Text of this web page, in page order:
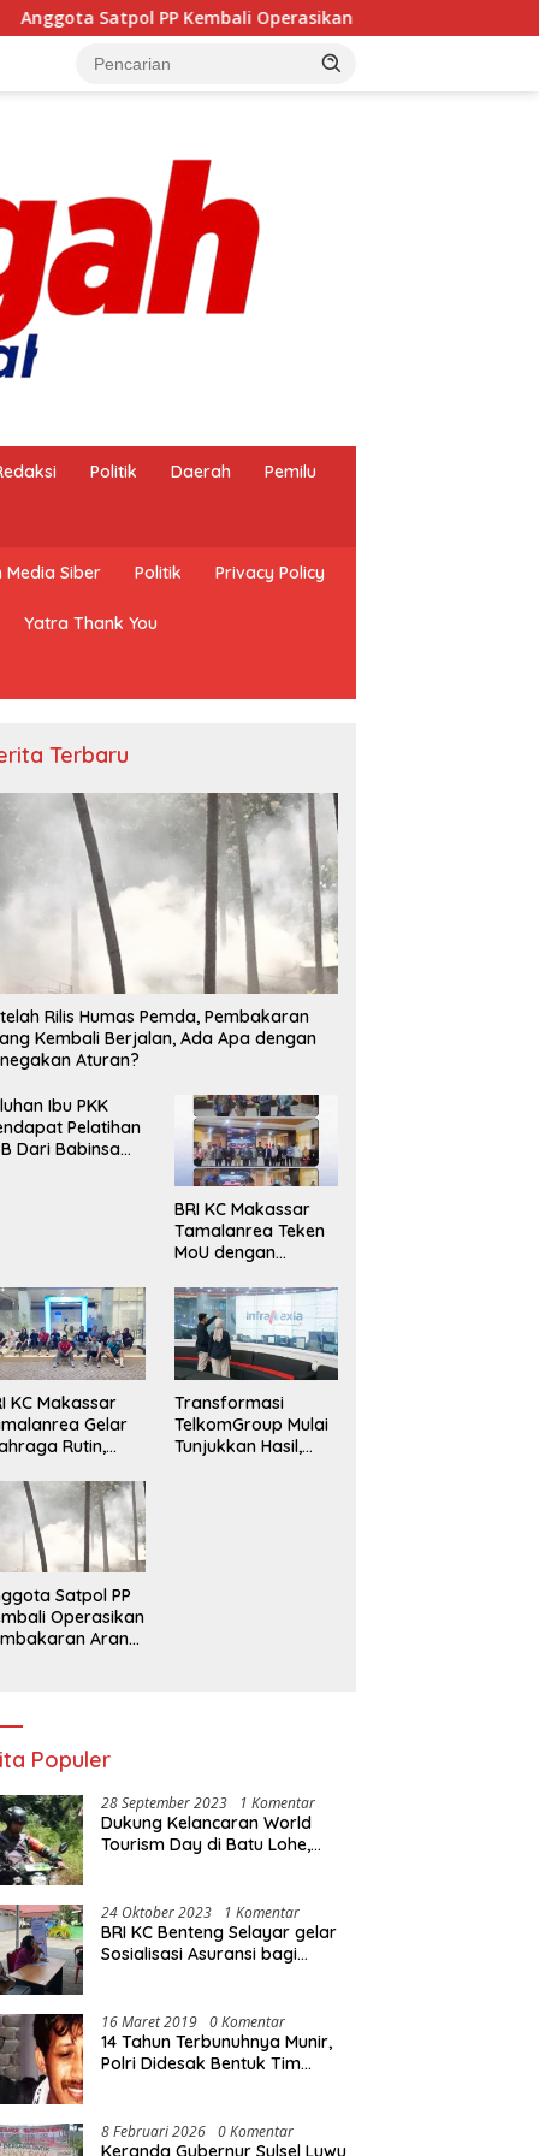
Operasikan Pembakaran Arang, Apa Kebal Hukum ?
Politik Daerah Pemilu
Media Siber Politik Privacy Policy
Yatra Thank You
Terbaru
Rilis Humas Pemda, Pembakaran
Kembali Berjalan, Ada Apa dengan
Aturan?
Ibu PKK
Pelatihan
Dari Babinsa
BRI KC Makassar
Tamalanrea Teken
MoU dengan
Ujung Pandang
Perkuat Layanan
Perbankan
KC Makassar
Gelar
Rutin,
dan
Kerja Sehat
Transformasi
TelkomGroup Mulai
Tunjukkan Hasil,
Satpol PP
Operasikan
Arang,
Populer
28 September 2023 1 Komentar
Dukung Kelancaran World
Tourism Day di Batu Lohe,
Motor Dinas
24 Oktober 2023 1 Komentar
BRI KC Benteng Selayar gelar
Sosialisasi Asuransi bagi
16 Maret 2019 0 Komentar
14 Tahun Terbunuhnya Munir,
Polri Didesak Bentuk Tim
8 Februari 2026 0 Komentar
Keranda Gubernur Sulsel Luwu